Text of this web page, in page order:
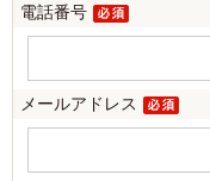
電話番号
メールアドレス